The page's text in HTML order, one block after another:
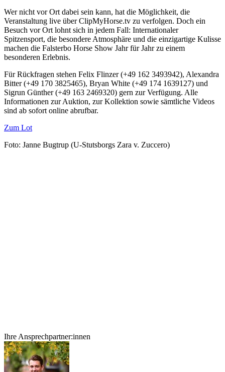
Wer nicht vor Ort dabei sein kann, hat die Möglichkeit, die
Veranstaltung live über ClipMyHorse.tv zu verfolgen. Doch ein
Besuch vor Ort lohnt sich in jedem Fall: Internationaler
Spitzensport, die besondere Atmosphäre und die einzigartige Kulisse
machen die Falsterbo Horse Show Jahr für Jahr zu einem
besonderen Erlebnis.
Für Rückfragen stehen Felix Flinzer (+49 162 3493942), Alexandra
Bitter (+49 170 3825465), Bryan White (+49 174 1639127) und
Sigrun Günther (+49 163 2469320) gern zur Verfügung. Alle
Informationen zur Auktion, zur Kollektion sowie sämtliche Videos
sind ab sofort online abrufbar.
Zum Lot
Foto: Janne Bugtrup (U-Stutsborgs Zara v. Zuccero)
Ihre Ansprechpartner:innen